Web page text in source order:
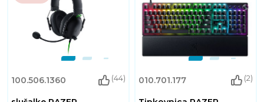
100.506.1360 (44) 010.701.177 (2)